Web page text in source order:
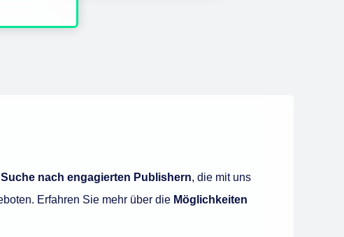
nach engagierten Publishern, die mit uns
Erfahren Sie mehr über die Möglichkeiten